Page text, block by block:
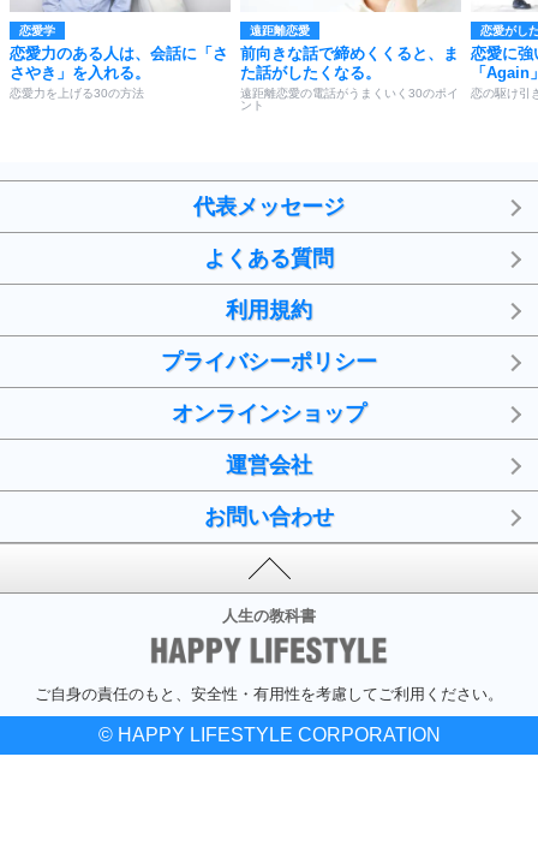
恋愛学
恋愛力のある人は、会話に「さ
さやき」を入れる。
恋愛力を上げる30の方法
遠距離恋愛
前向きな話で締めくくると、ま
た話がしたくなる。
遠距離恋愛の電話がうまくいく30のポイ
ント
恋愛がし
恋愛に強
「Again
恋の駆け引
代表メッセージ
よくある質問
利用規約
プライバシーポリシー
オンラインショップ
運営会社
お問い合わせ
人生の教科書
ご自身の責任のもと、安全性・有用性を考慮してご利用ください。
© HAPPY LIFESTYLE CORPORATION